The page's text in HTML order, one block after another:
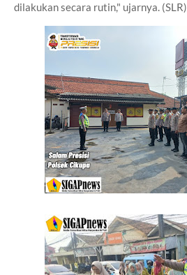
dilakukan secara rutin," ujarnya. (SLR)